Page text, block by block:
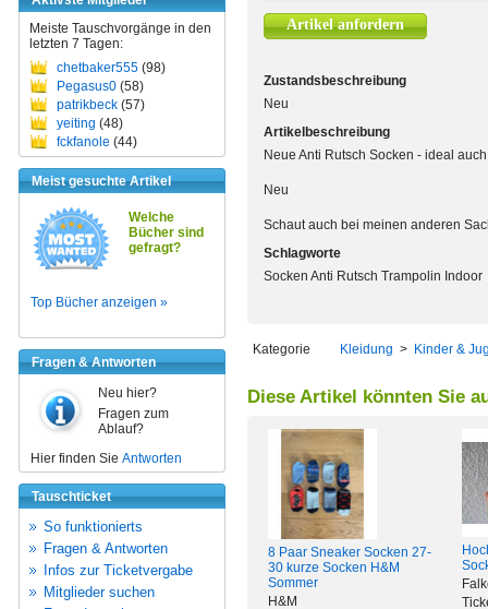
Meiste Tauschvorgänge in den
letzten 7 Tagen:
chetbaker555 (98)
Pegasus0 (58)
patrikbeck (57)
yeiting (48)
fckfanole (44)
Meist gesuchte Artikel
Welche
Bücher sind
gefragt?
Top Bücher anzeigen »
Fragen & Antworten
Neu hier?
Fragen zum
Ablauf?
Hier finden Sie Antworten
Tauschticket
So funktionierts
Fragen & Antworten
Infos zur Ticketvergabe
Mitglieder suchen
Artikel anfordern
Zustandsbeschreibung
Neu
Artikelbeschreibung
Neue Anti Rutsch Socken - ideal
Neu
Schaut auch bei meinen anderen
Schlagworte
Socken Anti Rutsch Trampolin Indoor
Kategorie Kleidung > Kinder &
Diese Artikel könnten Sie
8 Paar Sneaker Socken 27-
30 kurze Socken H&M
Sommer
H&M